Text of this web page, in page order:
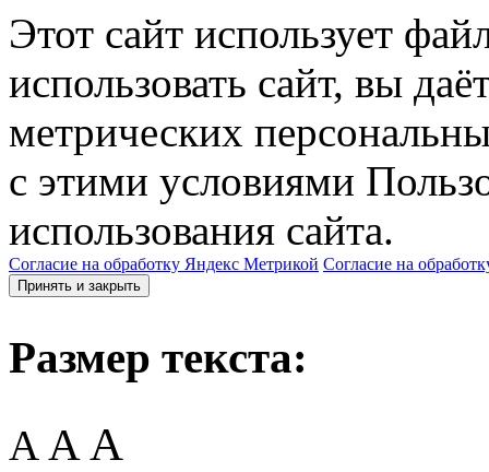
Этот сайт использует
использовать сайт, вы
метрических
с этими условиями
использования сайта.
Согласие на обработку Яндекс Метрикой Согласие на
Принять и закрыть
Размер текста:
A AA